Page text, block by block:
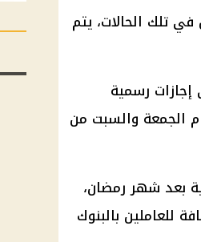
في تلك الحالات، يتم
إجازات رسمية
الجمعة والسبت من
بعد شهر رمضان،
للعاملين بالبنوك